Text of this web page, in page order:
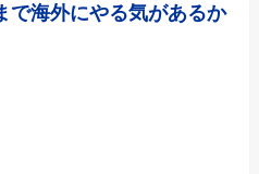
で海外にやる気があるか